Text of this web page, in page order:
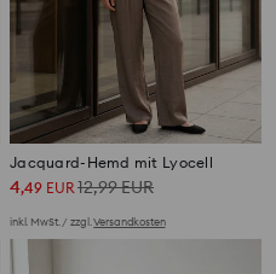
Jacquard-Hemd mit Lyocell
4,49 EUR 12,99EUR
inkl. MwSt. / zzgl.Versandkosten